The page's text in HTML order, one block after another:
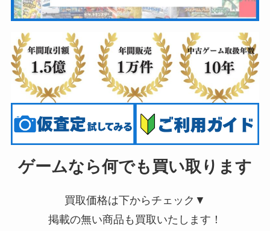
ゲームなら何でも買い取ります
買取価格は下からチェック▼
掲載の無い商品も買取いたします！